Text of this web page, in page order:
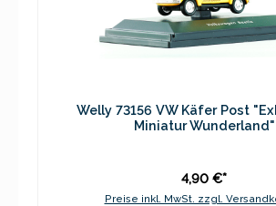
Welly 73156 VW Käfer Post
Miniatur Wunderland"
4,90 €*
Preise inkl. MwSt. zzgl.